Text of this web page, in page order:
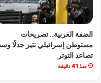
الضفة الغربية.. تصريحات
مستوطن إسرائيلي تثير جدلًا
تصاعد التوتر
منذ 41 دقيقة